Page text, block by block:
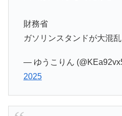
財務省
ガソリンスタンドが大混
— ゆうこりん
2025